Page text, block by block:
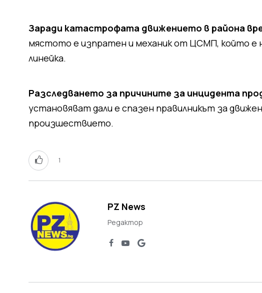
Заради катастрофата движението в района
мястото е изпратен и механик от ЦСМП, който е
линейка.
Разследването за причините за инцидента
установяват дали е спазен правилникът за
произшествието.
1
PZ News
Редактор